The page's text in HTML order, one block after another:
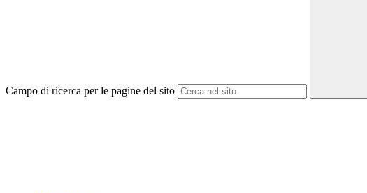
Campo di ricerca per le pagine del sito